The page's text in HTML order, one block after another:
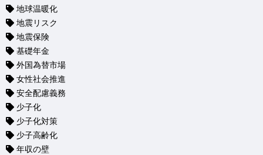
地球温暖化
地震リスク
地震保険
基礎年金
外国為替市場
女性社会推進
安全配慮義務
少子化
少子化対策
少子高齢化
年収の壁